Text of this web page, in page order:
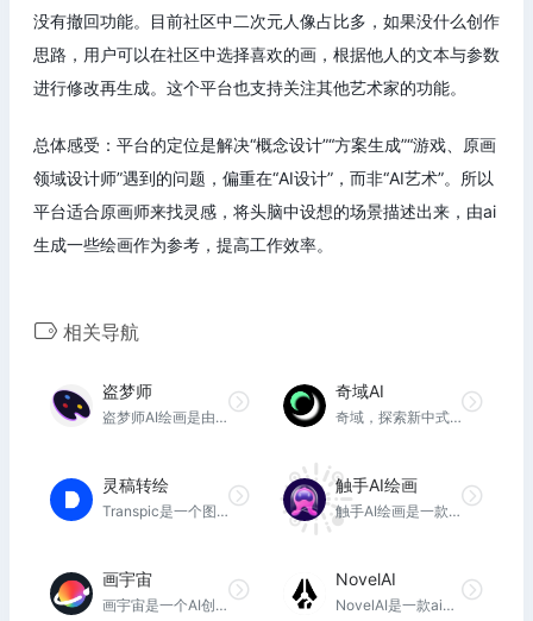
没有撤回功能。目前社区中二次元人像占比多，如果没什么创作
思路，用户可以在社区中选择喜欢的画，根据他人的文本与参数
进行修改再生成。这个平台也支持关注其他艺术家的功能。
总体感受：平台的定位是解决“概念设计”“方案生成”“游戏、原画
领域设计师”遇到的问题，偏重在“AI设计”，而非“AI艺术”。所以
平台适合原画师来找灵感，将头脑中设想的场景描述出来，由ai
生成一些绘画作为参考，提高工作效率。
相关导航
盗梦师
盗梦师AI绘画是由西湖大学深度学习实验室研制的AI模型，只需一句话，让你的文字变成画作
奇域AI
奇域，探索新中式美学的AI绘画社区。利用人工智能生成精美的画作,展现东方美学的魅力。无论是艺术爱好者还是专业艺术设计师,都可以在奇域找到灵感。加入奇域,一起探索现代科技与中式审美的完美结合。
灵稿转绘
Transpic是一个图像转绘网站，利用AI人工智能将图片转换成绘画插画风格，用户只需上传图片，选择转换后图片模型，等待几秒钟即可生成6张图片供用户选择。
触手AI绘画
触手AI绘画是一款二次元AI绘画小程序，直接输入你想生成的画面描述，稍等片刻就能生成你想要的二次元画面！用触手AI绘画打开次元裂缝，通往二次元世界
画宇宙
画宇宙是一个AI创作平台，基于百度文心AI绘画大模型ERNIE-ViLG 2.0，使用画宇宙AI画出你的灵感和创意
NovelAI
NovelAI是一款ai绘画软件，其主要训练数据就是二次元的动漫漫画之类，通过关键词的描述，使AI自动生成出较为接近的图片。